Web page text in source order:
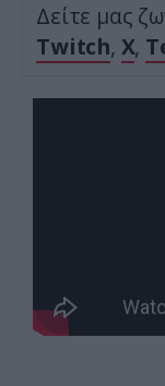
Δείτε μας
Twitch, X,